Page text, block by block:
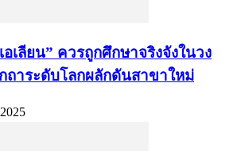
เลียน” ควรถูกศึกษาจริงจังในวง
ถาระดับโลกผลักดันสาขาใหม่